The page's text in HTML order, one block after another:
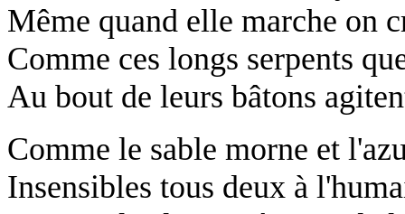
Même quand elle marche on
Comme ces longs serpents
Au bout de leurs bâtons
Comme le sable morne et
Insensibles tous deux à